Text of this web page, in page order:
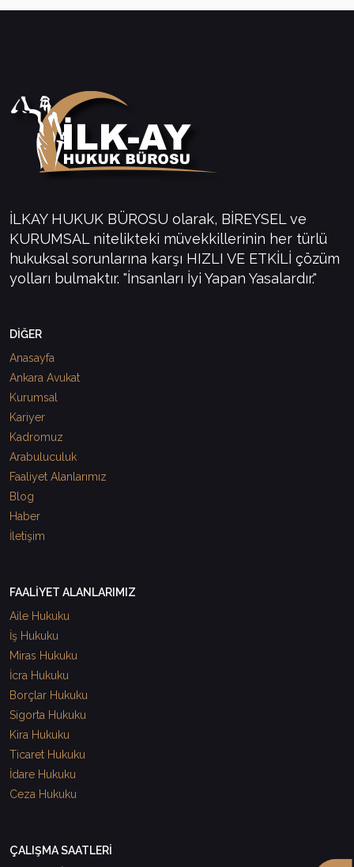
İLKAY HUKUK BÜROSU olarak, BİREYSEL ve
KURUMSAL nitelikteki müvekkillerinin her türlü
hukuksal sorunlarına karşı HIZLI VE ETKİLİ çözüm
yolları bulmaktır. "İnsanları İyi Yapan Yasalardır."
DİĞER
Anasayfa
Ankara Avukat
Kurumsal
Kariyer
Kadromuz
Arabuluculuk
Faaliyet Alanlarımız
Blog
Haber
İletişim
FAALİYET ALANLARIMIZ
Aile Hukuku
İş Hukuku
Miras Hukuku
İcra Hukuku
Borçlar Hukuku
Sigorta Hukuku
Kira Hukuku
Ticaret Hukuku
İdare Hukuku
Ceza Hukuku
ÇALIŞMA SAATLERİ